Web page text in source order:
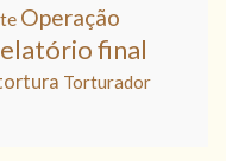
Operação
final
Torturador